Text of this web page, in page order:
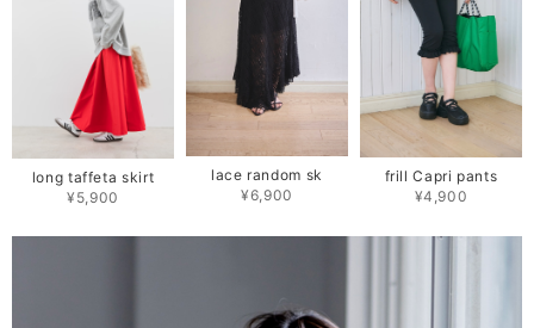
long taffeta skirt
¥5,900
lace random sk
¥6,900
frill Capri pants
¥4,900